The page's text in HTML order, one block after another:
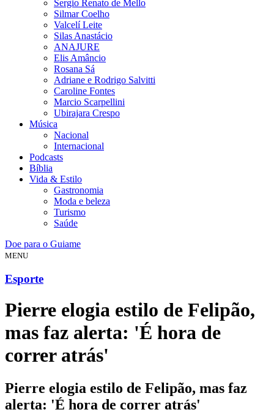
Sergio Renato de Mello
Silmar Coelho
Valcelí Leite
Silas Anastácio
ANAJURE
Elis Amâncio
Rosana Sá
Adriane e Rodrigo Salvitti
Caroline Fontes
Marcio Scarpellini
Ubirajara Crespo
Música
Nacional
Internacional
Podcasts
Bíblia
Vida & Estilo
Gastronomia
Moda e beleza
Turismo
Saúde
Doe para o Guiame
MENU
Esporte
Pierre elogia estilo de Felipão,
mas faz alerta: 'É hora de
correr atrás'
Pierre elogia estilo de Felipão, mas faz
alerta: 'É hora de correr atrás'